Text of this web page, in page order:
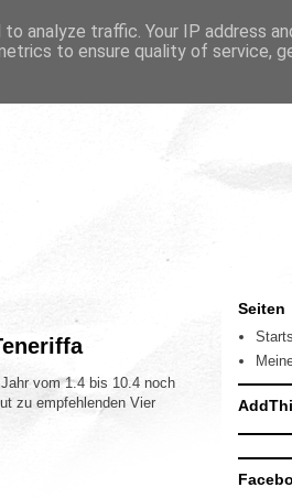
vom 1.4 bis 10.4 noch
zu empfehlenden Vier
Seiten
analyze traffic. Your IP address
to ensure quality of service,